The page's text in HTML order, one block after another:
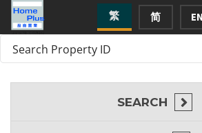
繁 简 EN
SEARCH